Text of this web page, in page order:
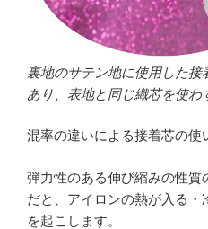
裏地のサテン地に使用した
あり、表地と同じ織芯を使わ
混率の違いによる接着芯の使
弾力性のある伸び縮みの性質
だと、アイロンの熱が入る・
を起こします。